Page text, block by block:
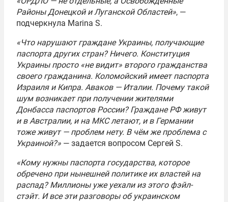
Районы Донецкой и Луганской Областей», —
подчеркнула Marina S.
«Что нарушают граждане Украины, получающие
паспорта других стран? Ничего. Конституция
Украины просто «не видит» второго гражданства
своего гражданина. Коломойский имеет паспорта
Израиля и Кипра. Аваков — Италии. Почему такой
шум возникает при получении жителями
Донбасса паспортов России? Граждане РФ живут
и в Австралии, и на МКС летают, и в Германии
тоже живут — проблем нету. В чём же проблема с
Украиной?» — задается вопросом Сергей S.
«Кому нужны паспорта государства, которое
обречено при нынешней политике их властей на
распад? Миллионы уже уехали из этого фэйл-
стэйт. И все эти разговоры об украинском